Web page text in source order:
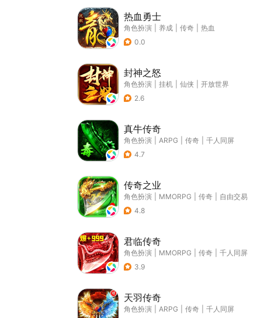
热血勇士
角色扮演 养成 传奇
热血
0.0
封神之怒
角色扮演 挂机 仙侠
开放世界
2.6
真牛传奇
角色扮演 ARPG 传奇
千人同屏
4.7
传奇之业
角色扮演 MMORPG 传奇
自由交易
4.8
君临传奇
角色扮演 MMORPG 传奇
千人同屏
3.9
天羽传奇
角色扮演 ARPG 传奇
千人同屏